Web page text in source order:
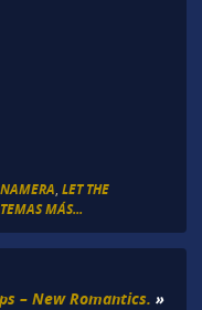
LET THE
MÁS...
– New Romantics. »